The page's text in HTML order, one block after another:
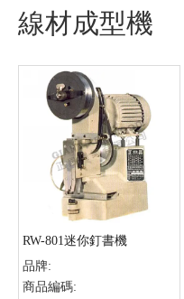
線材成型機
RW-801迷你釘書機
品牌:
商品編碼: